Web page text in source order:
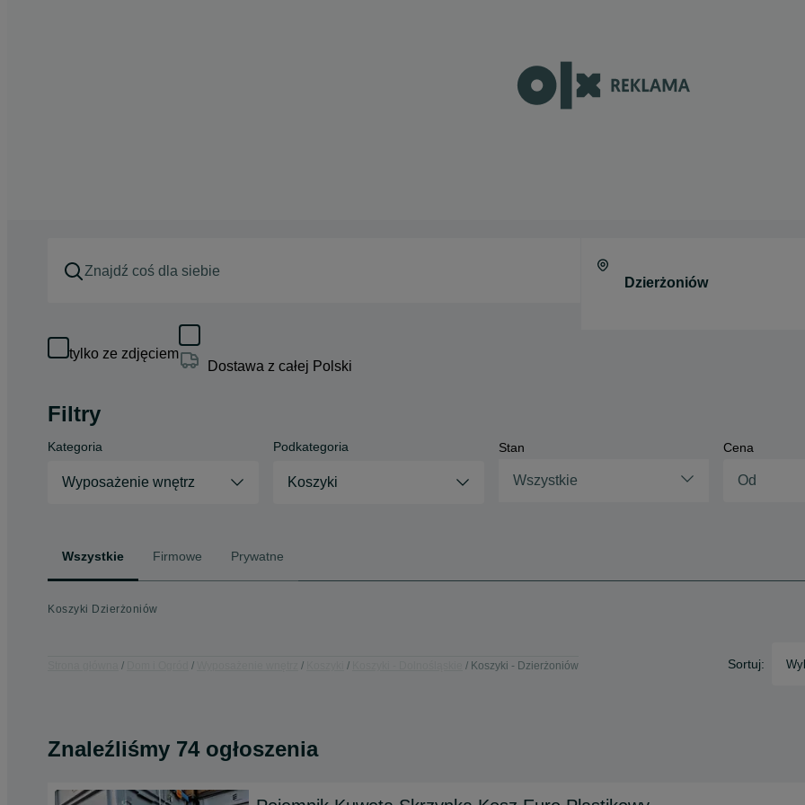
tylko ze zdjęciem
Dostawa z całej Polski
Filtry
Kategoria
Wyposażenie wnętrz
Podkategoria
Koszyki
Stan
Wszystkie
Cena
Wszystkie Firmowe Prywatne
Koszyki Dzierżoniów
Koszyki - Dzierżoniów Sortuj:
Znaleźliśmy 74 ogłoszenia